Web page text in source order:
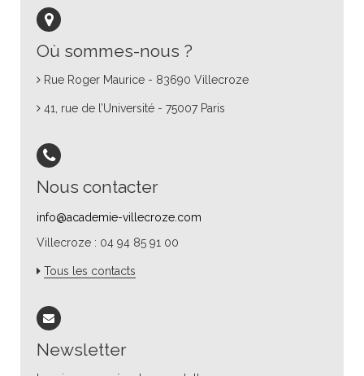
Où sommes-nous ?
Rue Roger Maurice - 83690 Villecroze
41, rue de l’Université - 75007 Paris
Nous contacter
info@academie-villecroze.com
Villecroze : 04 94 85 91 00
Tous les contacts
Newsletter